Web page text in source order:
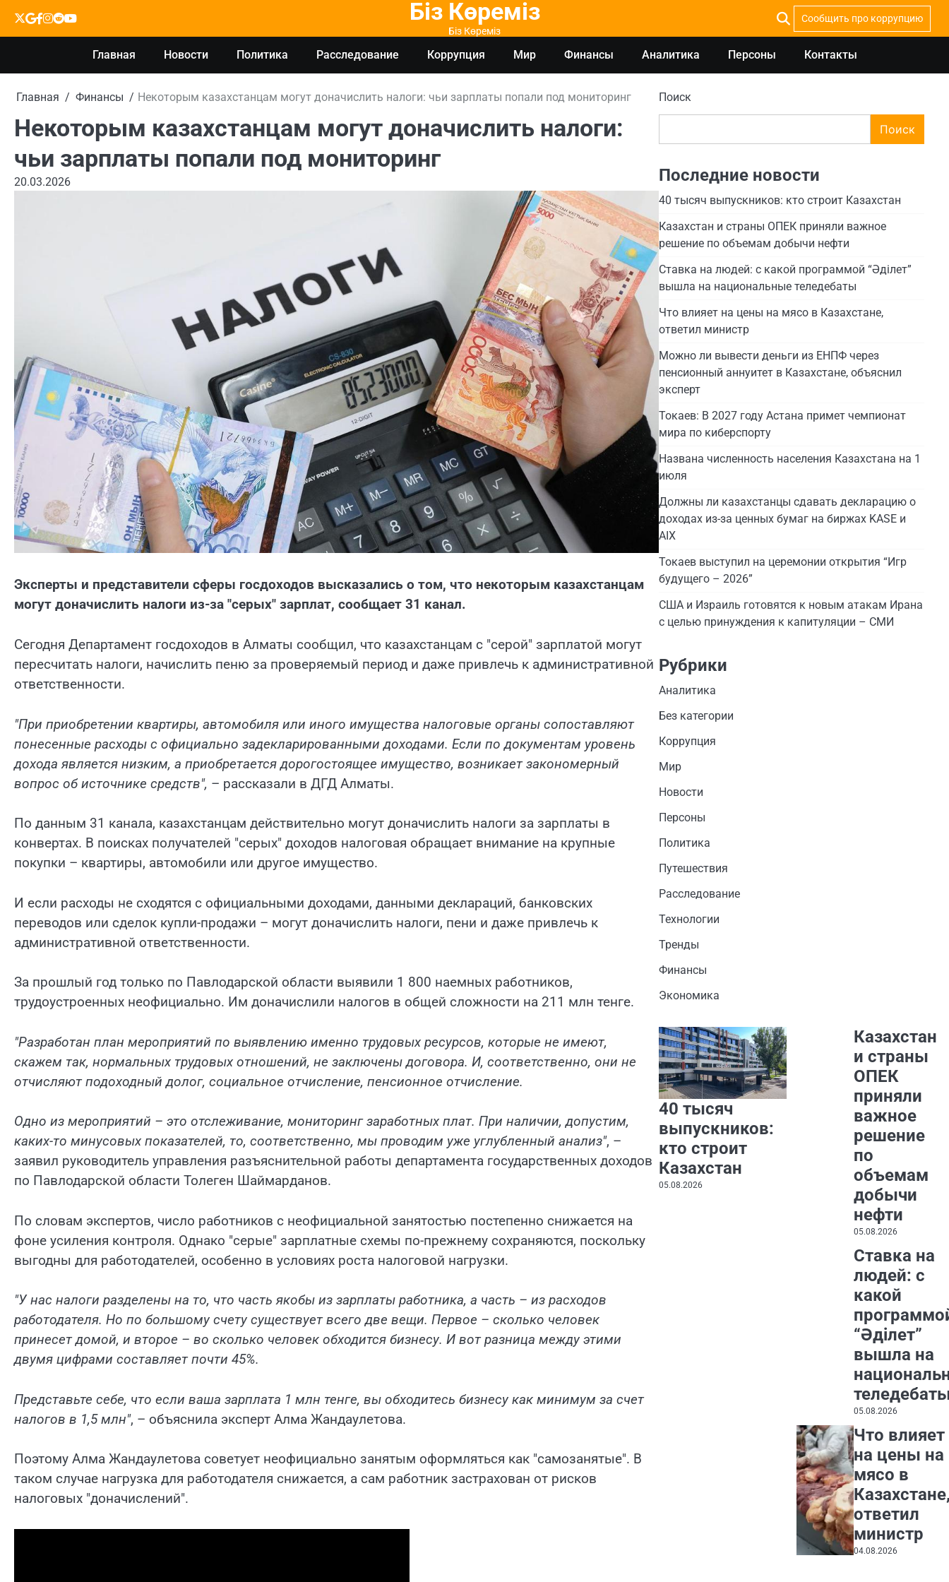
содержимому
X google
facebook
instagram
reddityoutube Біз Көреміз
Біз Көреміз
Сообщить про коррупцию
Главная Новости Политика Расследование Коррупция Мир Финансы Аналитика Персоны Контакты
Главная Финансы Некоторым казахстанцам могут доначислить налоги: чьи зарплаты попали под мониторинг
Некоторым казахстанцам могут доначислить налоги:
чьи зарплаты попали под мониторинг
20.03.2026
Эксперты и представители сферы госдоходов высказались о том, что некоторым казахстанцам
могут доначислить налоги из-за "серых" зарплат, сообщает 31 канал.
Сегодня Департамент госдоходов в Алматы сообщил, что казахстанцам с "серой" зарплатой могут
пересчитать налоги, начислить пеню за проверяемый период и даже привлечь к административной
ответственности.
"При приобретении квартиры, автомобиля или иного имущества налоговые органы сопоставляют
понесенные расходы с официально задекларированными доходами. Если по документам уровень
дохода является низким, а приобретается дорогостоящее имущество, возникает закономерный
вопрос об источнике средств", – рассказали в ДГД Алматы.
По данным 31 канала, казахстанцам действительно могут доначислить налоги за зарплаты в
конвертах. В поисках получателей "серых" доходов налоговая обращает внимание на крупные
покупки – квартиры, автомобили или другое имущество.
И если расходы не сходятся с официальными доходами, данными деклараций, банковских
переводов или сделок купли-продажи – могут доначислить налоги, пени и даже привлечь к
административной ответственности.
За прошлый год только по Павлодарской области выявили 1 800 наемных работников,
трудоустроенных неофициально. Им доначислили налогов в общей сложности на 211 млн тенге.
"Разработан план мероприятий по выявлению именно трудовых ресурсов, которые не имеют,
скажем так, нормальных трудовых отношений, не заключены договора. И, соответственно, они не
отчисляют подоходный долог, социальное отчисление, пенсионное отчисление.
Одно из мероприятий – это отслеживание, мониторинг заработных плат. При наличии, допустим,
каких-то минусовых показателей, то, соответственно, мы проводим уже углубленный анализ", –
заявил руководитель управления разъяснительной работы департамента государственных доходов
по Павлодарской области Толеген Шаймарданов.
По словам экспертов, число работников с неофициальной занятостью постепенно снижается на
фоне усиления контроля. Однако "серые" зарплатные схемы по-прежнему сохраняются, поскольку
выгодны для работодателей, особенно в условиях роста налоговой нагрузки.
"У нас налоги разделены на то, что часть якобы из зарплаты работника, а часть – из расходов
работодателя. Но по большому счету существует всего две вещи. Первое – сколько человек
принесет домой, и второе – во сколько человек обходится бизнесу. И вот разница между этими
двумя цифрами составляет почти 45%.
Представьте себе, что если ваша зарплата 1 млн тенге, вы обходитесь бизнесу как минимум за счет
налогов в 1,5 млн", – объяснила эксперт Алма Жандаулетова.
Поэтому Алма Жандаулетова советует неофициально занятым оформляться как "самозанятые". В
таком случае нагрузка для работодателя снижается, а сам работник застрахован от рисков
налоговых "доначислений".
Поиск
Поиск
Последние новости
40 тысяч выпускников: кто строит Казахстан
Казахстан и страны ОПЕК приняли важное
решение по объемам добычи нефти
Ставка на людей: с какой программой “Әділет”
вышла на национальные теледебаты
Что влияет на цены на мясо в Казахстане,
ответил министр
Можно ли вывести деньги из ЕНПФ через
пенсионный аннуитет в Казахстане, объяснил
эксперт
Токаев: В 2027 году Астана примет чемпионат
мира по киберспорту
Названа численность населения Казахстана на 1
июля
Должны ли казахстанцы сдавать декларацию о
доходах из-за ценных бумаг на биржах KASE и
AIX
Токаев выступил на церемонии открытия “Игр
будущего – 2026”
США и Израиль готовятся к новым атакам Ирана
с целью принуждения к капитуляции – СМИ
Рубрики
Аналитика
Без категории
Коррупция
Мир
Новости
Персоны
Политика
Путешествия
Расследование
Технологии
Тренды
Финансы
Экономика
40 тысяч
выпускников:
кто строит
Казахстан
05.08.2026
Казахстан
и страны
ОПЕК
приняли
важное
решение
по
объемам
добычи
нефти
05.08.2026
Ставка на
людей: с
какой
“Әділет”
вышла на
05.08.2026
Что влияет
на цены на
мясо в
ответил
министр
04.08.2026